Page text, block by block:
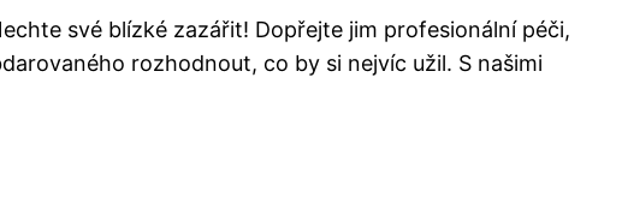
své blízké zazářit! Dopřejte jim profesionální péči,
rozhodnout, co by si nejvíc užil. S našimi